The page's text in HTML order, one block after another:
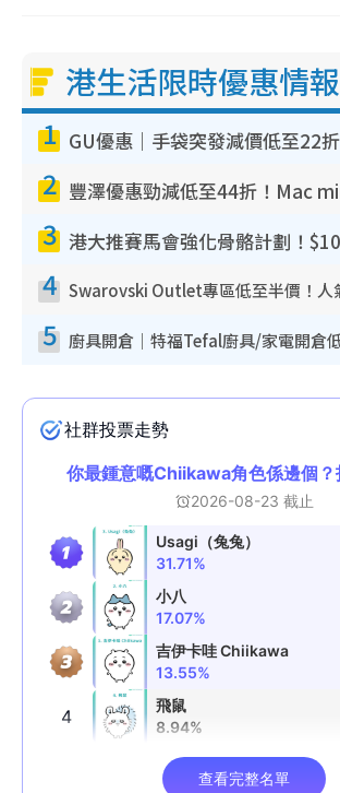
港生活限時優惠情報
1
2
3
4
5